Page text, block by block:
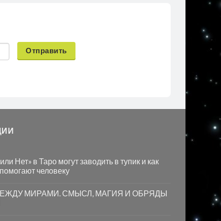
Отправить
Нет» в Таро могут заводить в тупик и как
человеку
МИРАМИ. СМЫСЛ, МАГИЯ И ОБРЯДЫ